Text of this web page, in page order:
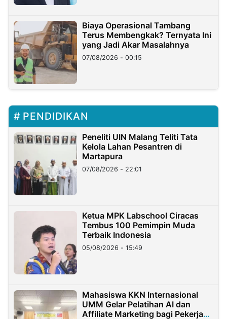
Biaya Operasional Tambang
Terus Membengkak? Ternyata Ini
yang Jadi Akar Masalahnya
07/08/2026 - 00:15
PENDIDIKAN
Peneliti UIN Malang Teliti Tata
Kelola Lahan Pesantren di
Martapura
07/08/2026 - 22:01
Ketua MPK Labschool Ciracas
Tembus 100 Pemimpin Muda
Terbaik Indonesia
05/08/2026 - 15:49
Mahasiswa KKN Internasional
UMM Gelar Pelatihan AI dan
Affiliate Marketing bagi Pekerja